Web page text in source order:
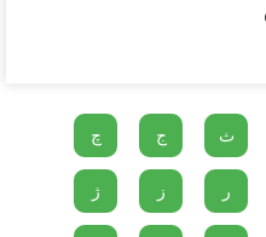
ث ج چ
ر ز ژ